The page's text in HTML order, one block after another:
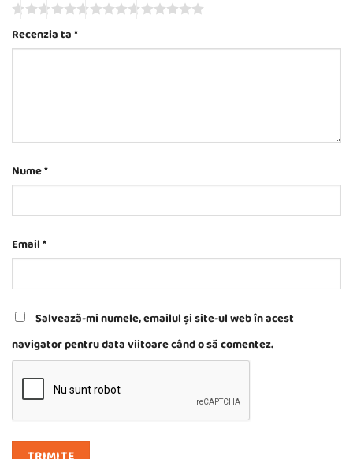
Recenzia ta*
Nume*
Email*
Salvează-mi numele, emailul și site-ul web în acest
navigator pentru data viitoare când o să comentez.